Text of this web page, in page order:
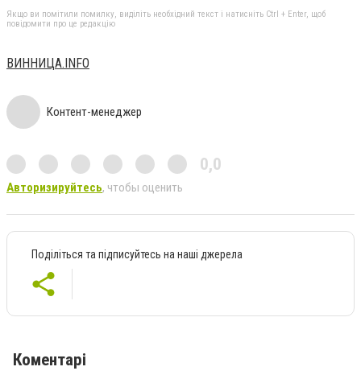
Якщо ви помітили помилку, виділіть необхідний текст і натисніть Ctrl + Enter, щоб
повідомити про це редакцію
ВИННИЦА.INFO
Контент-менеджер
0,0
Авторизируйтесь, чтобы оценить
Поділіться та підписуйтесь на наші джерела
Коментарі